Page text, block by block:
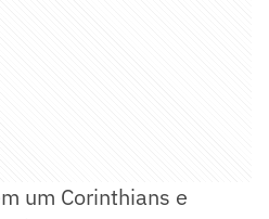
um Corinthians e